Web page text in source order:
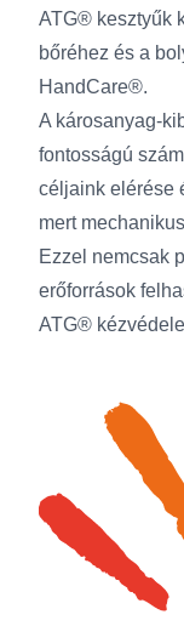
ATG® kesztyűk
bőréhez és a
HandCare®.
A károsanyag-
fontosságú
céljaink elérése
mert
Ezzel nemcsak
erőforrások
ATG®